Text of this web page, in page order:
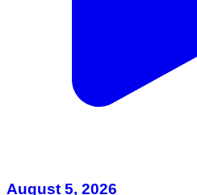
August 5, 2026